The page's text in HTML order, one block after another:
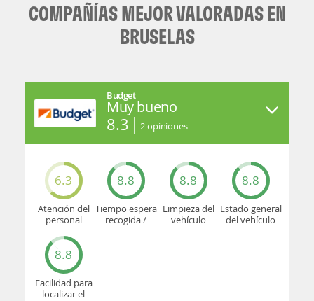
COMPAÑÍAS MEJOR VALORADAS EN
BRUSELAS
Budget
Muy bueno
8.3 2opiniones
6.3
Atención del
personal
8.8
Tiempo espera
recogida /
8.8
Limpieza del
vehículo
8.8
Estado general
del vehículo
8.8
Facilidad para
localizar el